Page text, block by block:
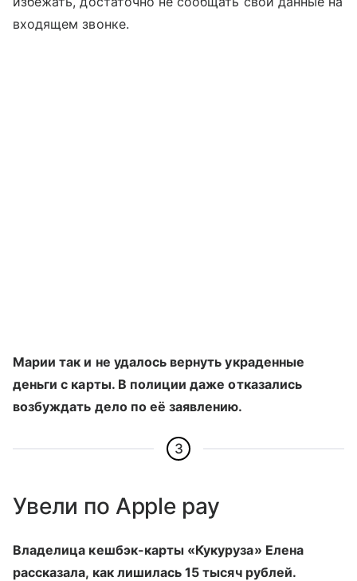
входящем звонке.
Марии так и не удалось вернуть украденные
деньги с карты. В полиции даже отказались
возбуждать дело по её заявлению.
3
Увели по Apple pay
Владелица кешбэк-карты «Кукуруза» Елена
рассказала, как лишилась 15 тысяч рублей.